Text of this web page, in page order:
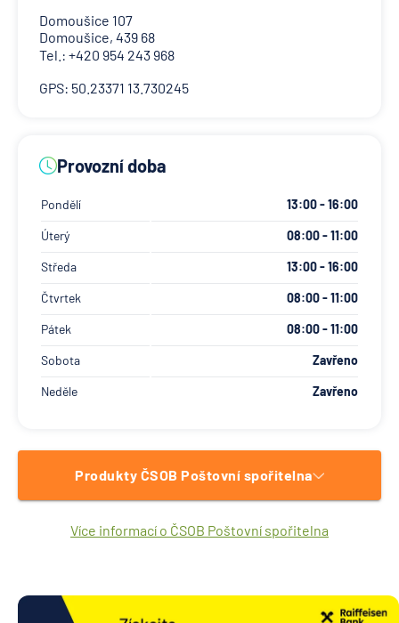
Domoušice 107
Domoušice, 439 68
Tel.: +420 954 243 968
GPS: 50.23371 13.730245
Provozní doba
Pondělí 13:00 - 16:00
Úterý 08:00 - 11:00
Středa 13:00 - 16:00
Čtvrtek 08:00 - 11:00
Pátek 08:00 - 11:00
Sobota Zavřeno
Neděle Zavřeno
Produkty ČSOB Poštovní spořitelna
Více informací o ČSOB Poštovní spořitelna